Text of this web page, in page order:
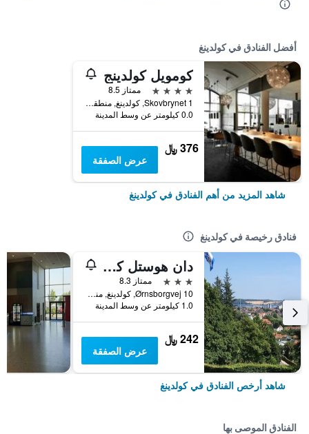
أفضل الفنادق في كولدينغ
كومويل كولدينج
4 نجوم
ممتاز 8.5
Skovbrynet 1, كولدينغ, منطقة جنوب الدنمارك, الدانمارك
0.0 كيلومتر عن وسط المدينة
376 ﷼
عرض الصفقة
شاهد المزيد من أهم الفنادق في كولدينغ
فنادق رخيصة في كولدينغ
دان هوستل كولدينج
3 نجوم
ممتاز 8.3
Ørnsborgvej 10, كولدينغ, منطقة جنوب الدنمارك, الدانمارك
1.0 كيلومتر عن وسط المدينة
242 ﷼
عرض الصفقة
شاهد أرخص الفنادق في كولدينغ
الفنادق الموصى بها